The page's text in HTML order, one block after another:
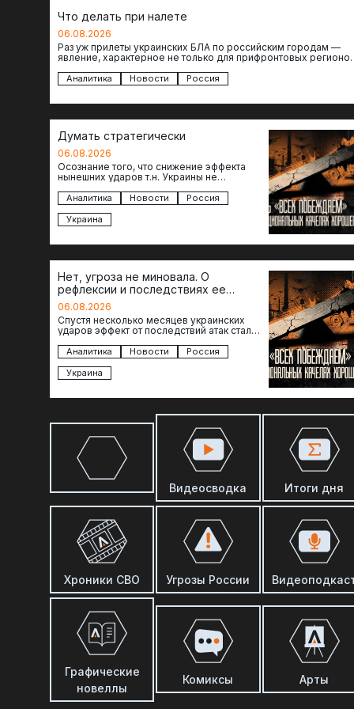
Что делать при налете
06.08.2026
Раз уж прилеты украинских БЛА по российским городам —
явление, характерное не только для прифронтовых
Аналитика Новости Россия
Думать стратегически
06.08.2026
Осознание того, что снижение эффекта
нынешних ударов т.н. Украины не
— повод задаться вопросом: что делать…
Аналитика Новости
Россия
Украина
Нет, угроза не миновала. О
рефлексии и последствиях ее
отсутствия
06.08.2026
Спустя несколько месяцев украинских
ударов эффект от последствий атак стал
коллапса розничной торговли не…
Аналитика Новости
Россия
Украина
Видеосводка Итоги дня
Хроники СВО Угрозы России
Графические
новеллы
Комиксы Арты